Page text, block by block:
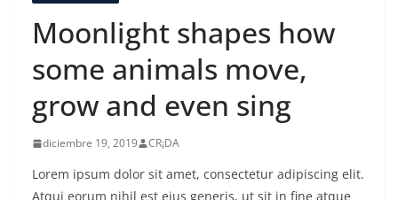
Moonlight shapes how
some animals move,
grow and even sing
diciembre 19, 2019 CR¡DA
Lorem ipsum dolor sit amet, consectetur adipiscing elit.
Atqui eorum nihil est eius generis, ut sit in fine atque